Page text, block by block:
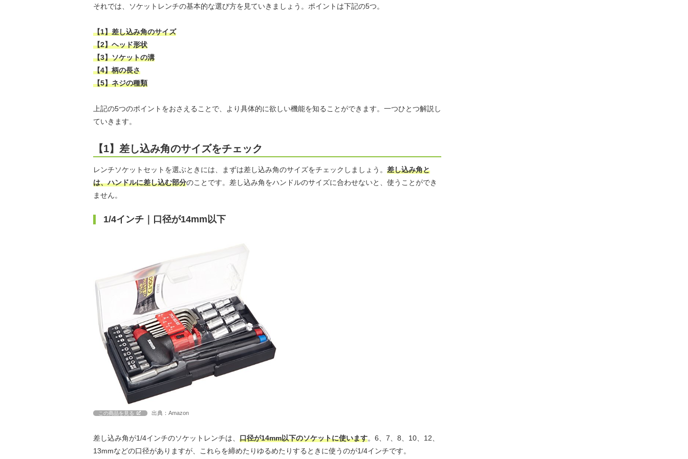
それでは、ソケットレンチの基本的な選び方を見ていきましょう。ポイントは下記の5つ。
【1】差し込み角のサイズ
【2】ヘッド形状
【3】ソケットの溝
【4】柄の長さ
【5】ネジの種類
上記の5つのポイントをおさえることで、より具体的に欲しい機能を知ることができます。一つひとつ解説し
ていきます。
【1】差し込み角のサイズをチェック
レンチソケットセットを選ぶときには、まずは差し込み角のサイズをチェックしましょう。 差し込み角と
は、ハンドルに差し込む部分のことです。差し込み角をハンドルのサイズに合わせないと、使うことができ
ません。
1/4インチ｜口径が14mm以下
この商品を見る 出典：Amazon
差し込み角が1/4インチのソケットレンチは、 口径が14mm以下のソケットに使います。6、7、8、10、12、
13mmなどの口径がありますが、これらを締めたりゆるめたりするときに使うのが1/4インチです。